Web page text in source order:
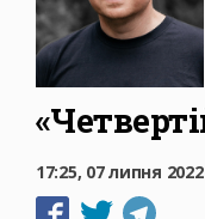
17:25, 07 липня 2022